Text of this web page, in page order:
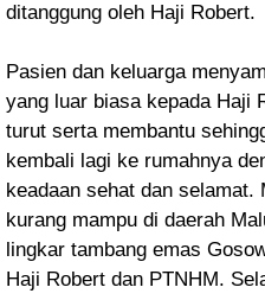
ditanggung oleh Haji Robert.
Pasien dan keluarga
yang luar biasa kepada Haji
turut serta membantu
kembali lagi ke rumahnya
keadaan sehat dan selamat.
kurang mampu di daerah
lingkar tambang emas
Haji Robert dan PTNHM.